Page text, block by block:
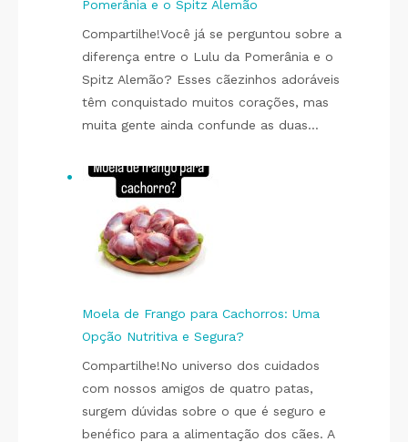
Pomerânia e o Spitz Alemão
Compartilhe!Você já se perguntou sobre a
diferença entre o Lulu da Pomerânia e o
Spitz Alemão? Esses cãezinhos adoráveis
têm conquistado muitos corações, mas
muita gente ainda confunde as duas…
Moela de Frango para Cachorros: Uma
Opção Nutritiva e Segura?
Compartilhe!No universo dos cuidados
com nossos amigos de quatro patas,
surgem dúvidas sobre o que é seguro e
benéfico para a alimentação dos cães. A